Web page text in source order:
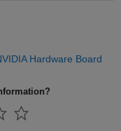
Hardware Board